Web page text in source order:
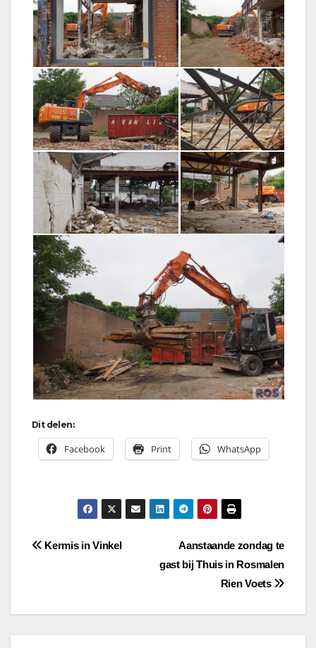
Dit delen:
Facebook Print WhatsApp
Bericht
Aanstaande zondag te
gast bij Thuis in Rosmalen
Rien Voets
Kermis in Vinkel